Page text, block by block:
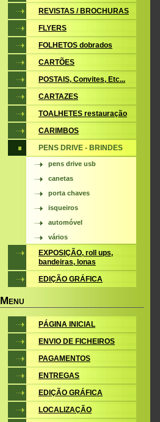
REVISTAS / BROCHURAS
FLYERS
FOLHETOS dobrados
CARTÕES
POSTAIS, Convites, Etc...
CARTAZES
TOALHETES restauração
CARIMBOS
PENS DRIVE - BRINDES
pens drive usb
canetas
porta chaves
isqueiros
automóvel
vários
EXPOSIÇÃO, roll ups,
bandeiras, lonas
EDIÇÃO GRÁFICA
M ENU
PÁGINA INICIAL
ENVIO DE FICHEIROS
PAGAMENTOS
ENTREGAS
EDIÇÃO GRÁFICA
LOCALIZAÇÃO